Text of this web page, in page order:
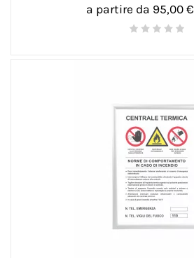
a partire da 95,00 €